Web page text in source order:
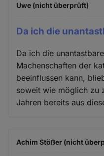
Uwe (nicht überprüft)
Da ich die
Da ich die
Machenschaften der
beeinflussen kann,
soweit wie möglich zu
Jahren bereits aus
Achim Stößer (nicht